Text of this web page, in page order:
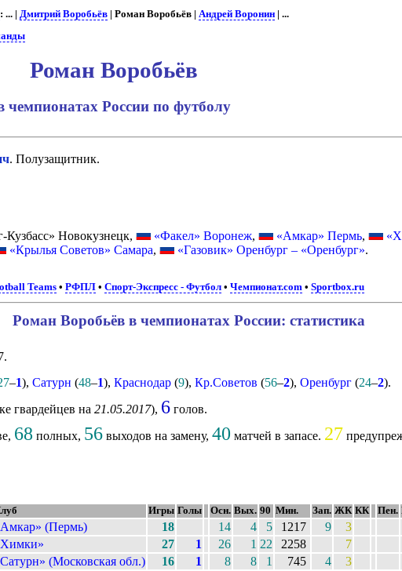
: ... | Дмитрий Воробьёв| Роман Воробьёв | Андрей Воронин| ...
Роман Воробьёв
чемпионатах России по футболу
. Полузащитник.
Кузбасс» Новокузнецк, «Факел» Воронеж, «Амкар» Пермь,
«Крылья Советов» Самара, «Газовик» Оренбург – «Оренбург».
Teams• РФПЛ• Спорт-Экспресс - Футбол• Чемпионат.com• Sportbox.ru
Роман Воробьёв в чемпионатах России: статистика
–1),Сатурн (48–1),Краснодар (9),Кр.Советов (56–2),Оренбург (24–2).
гвардейцев на21.05.2017), 6 голов.
68 полных, 56 выходов на замену,40 матчей в запасе. 27
Игры Голы Осн. Вых. 90 Мин. Зап. ЖК КК Пен.
(Пермь) 18 14 4 5 1217 9
3
27 1 26 1 22 2258 7
(Московская обл.) 16 1 8 8 1 745 4 3